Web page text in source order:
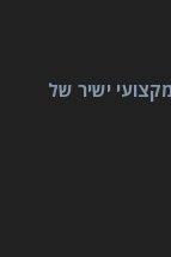
מקצועי ישיר של